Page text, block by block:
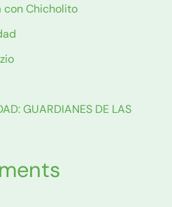
con Chicholito
GUARDIANES DE LAS